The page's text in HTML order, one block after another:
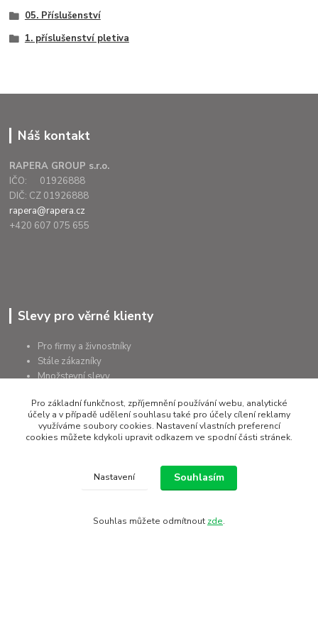
05. Příslušenství
1. příslušenství pletiva
Náš kontakt
RAPERA GROUP s.r.o.
IČO: 01926888
DIČ: CZ 01926888
rapera@rapera.cz
+420 607 075 655
Slevy pro věrné klienty
Pro firmy a živnostníky
Stále zákazníky
Množstevní slevy
Úřady a organizace
Brány a branky na míru
Pro základní funkčnost, zpříjemnění používání webu, analytické
účely a v případě udělení souhlasu také pro účely cílení reklamy
využíváme soubory cookies. Nastavení vlastních preferencí
cookies můžete kdykoli upravit odkazem ve spodní části stránek.
Nastavení Souhlasím
Souhlas můžete odmítnout zde.